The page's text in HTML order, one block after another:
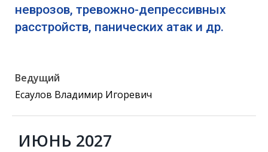
неврозов, тревожно-депрессивных
расстройств, панических атак и др.
Ведущий
Есаулов Владимир Игоревич
ИЮНЬ 2027